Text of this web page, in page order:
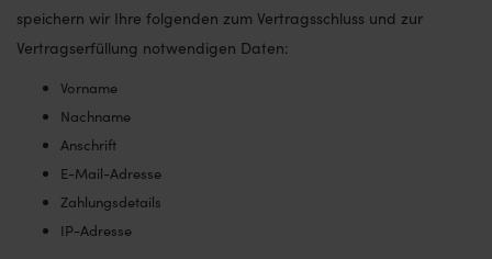
speichern wir Ihre folgenden zum Vertragsschluss und zur
Vertragserfüllung notwendigen Daten:
Vorname
Nachname
Anschrift
E-Mail-Adresse
Zahlungsdetails
IP-Adresse